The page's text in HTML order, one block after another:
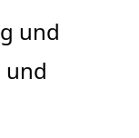
und
und